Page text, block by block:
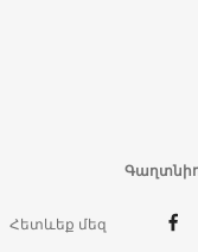
Հետևեք մեզ